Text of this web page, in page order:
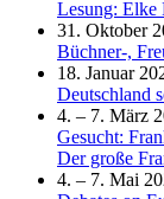
Lesung: Elke
31. Oktober
Büchner-,
18. Januar
Deutschland
4. – 7. März
Gesucht:
Der große
4. – 7. Mai